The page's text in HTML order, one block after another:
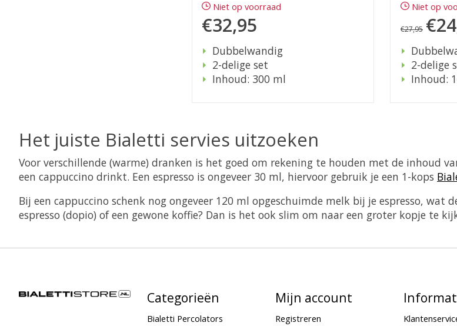
Niet op voorraad
€32,95
Dubbelwandig
2-delige set
Inhoud: 300 ml
Niet op
€27,95
2-delige
Inhoud:
Het juiste Bialetti servies uitzoeken
Voor verschillende (warme) dranken is het goed om rekening te houden met de inhoud
een cappuccino drinkt. Een espresso is ongeveer 30 ml, hiervoor gebruik je een 1-kops
Bij een cappuccino schenk nog ongeveer 120 ml opgeschuimde melk bij je espresso,
espresso (dopio) of een gewone koffie? Dan is het ook slim om naar een groter kopje te
Categorieën
Bialetti Percolators
Mijn account
Registreren